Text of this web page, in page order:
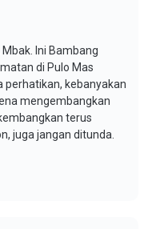
Ini Bambang
di Pulo Mas
perhatikan, kebanyakan
mengembangkan
terus
juga jangan ditunda.